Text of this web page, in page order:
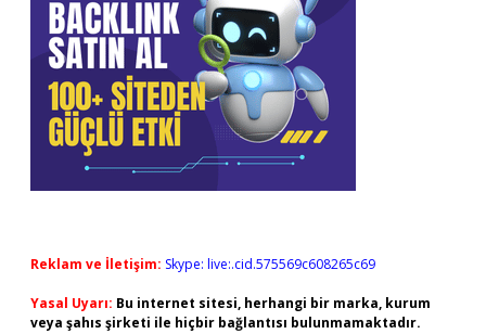
Reklam ve İletişim: Skype: live:.cid.575569c608265c69
Yasal Uyarı: Bu internet sitesi, herhangi bir marka, kurum
veya şahıs şirketi ile hiçbir bağlantısı bulunmamaktadır.